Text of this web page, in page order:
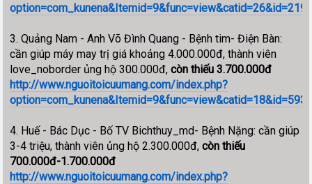
3. Quảng Nam - Anh Võ Đình Quang - Bệnh tim- Điện Bàn:
cần giúp máy may trị giá khoảng 4.000.000đ, thành viên
love_noborder ủng hộ 300.000đ,còn thiếu 3.700.000đ
http://www.nguoitoicuumang.com/index.php?
4. Huế - Bác Dục - Bố TV Bichthuy_md- Bệnh Nặng: cần giúp
3-4 triệu, thành viên ủng hộ 2.300.000đ,còn thiếu
700.000đ-1.700.000đ
http://www.nguoitoicuumang.com/index.php?